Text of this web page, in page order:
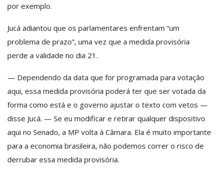
por exemplo.
Jucá adiantou que os parlamentares enfrentam “um
problema de prazo”, uma vez que a medida provisória
perde a validade no dia 21.
— Dependendo da data que for programada para votação
aqui, essa medida provisória poderá ter que ser votada da
forma como está e o governo ajustar o texto com vetos —
disse Jucá. — Se eu modificar e retirar qualquer dispositivo
aqui no Senado, a MP volta à Câmara. Ela é muito importante
para a economia brasileira, não podemos correr o risco de
derrubar essa medida provisória.